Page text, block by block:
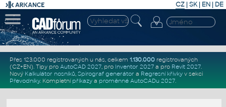
CZ | SK| EN | DE
Přes 123.000 registrovaných u nás, celkem 1.130.000registrovaných
(CZ+EN). Tipy pro AutoCAD 2027, pro Inventor 2027a pro Revit 2027.
Nový Kalkulátor nosníků, Spirograf generátor a Regresní křivkyv sekci
Převodníky. Kompletní příkazya proměnné AutoCADu 2027.